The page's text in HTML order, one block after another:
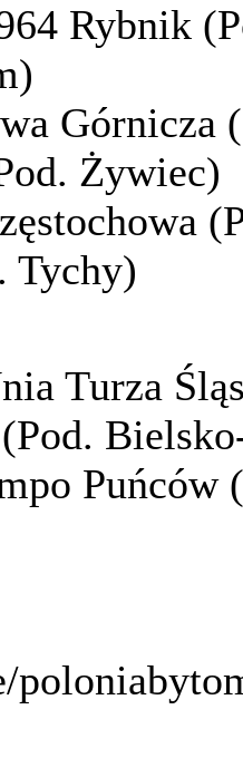
Rybnik
Górnicza
Żywiec)
Tychy)
Turza
Puńców